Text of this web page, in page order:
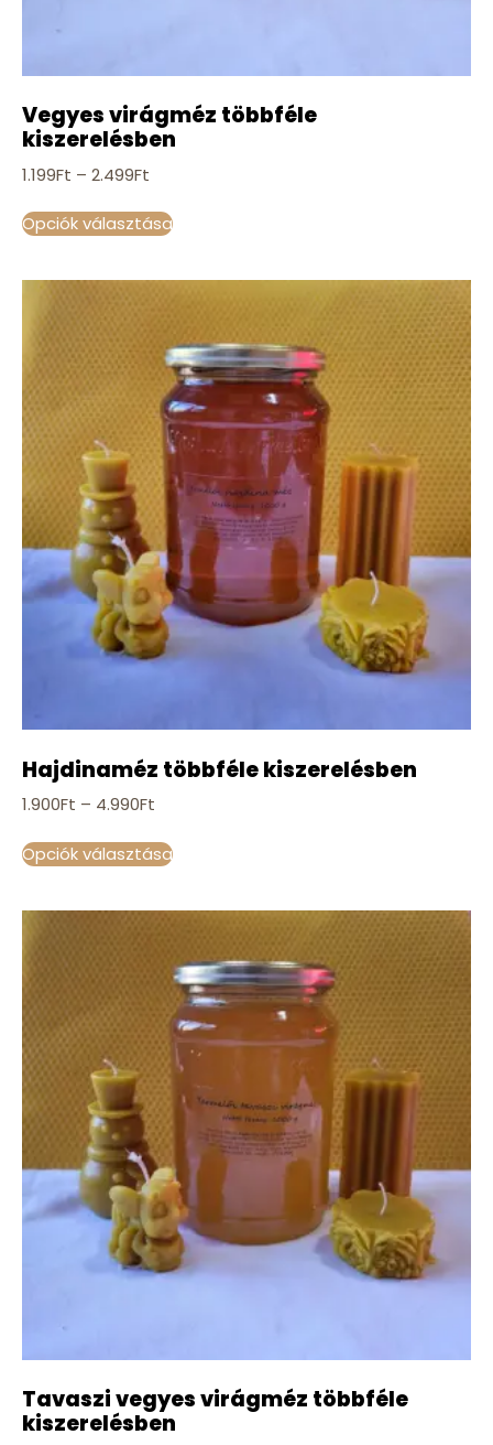
Vegyes virágméz többféle
kiszerelésben
1.199Ft – 2.499Ft
Opciók választása
Hajdinaméz többféle kiszerelésben
1.900Ft – 4.990Ft
Opciók választása
Tavaszi vegyes virágméz többféle
kiszerelésben